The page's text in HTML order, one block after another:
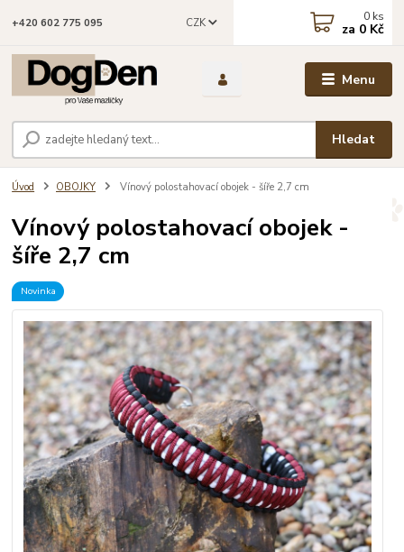
Menu
CZK
Hledat
+420 602 775 095 0 ks
za 0 Kč
Úvod OBOJKY Vínový polostahovací obojek - šíře 2,7 cm
Vínový polostahovací obojek -
šíře 2,7 cm
Novinka